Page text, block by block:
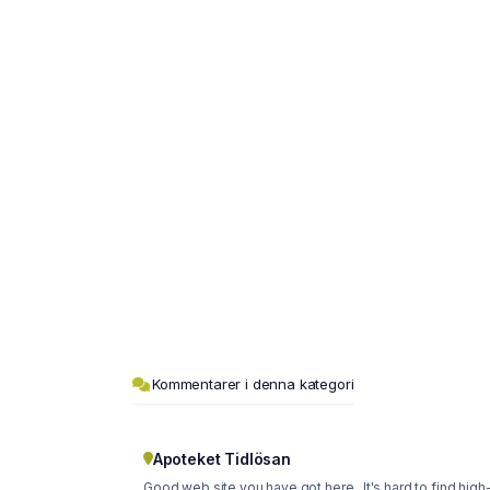
Kommentarer i denna kategori
Apoteket Tidlösan